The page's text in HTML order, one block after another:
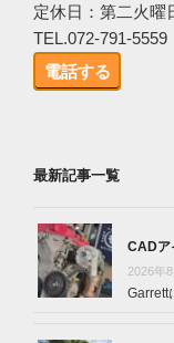
定休日：第二火曜
TEL.072-791-5559
電話する
最新記事一覧
CADア
2026年
Garrett